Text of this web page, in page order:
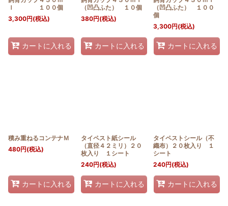
ｌ １００個
3,300円(税込)
カートに入れる
（凹凸ふた） １０個
380円(税込)
カートに入れる
（凹凸ふた） １００
個
3,300円(税込)
カートに入れる
積み重ねるコンテナＭ
480円(税込)
カートに入れる
タイペスト紙シール
（直径４２ミリ）２０
枚入り １シート
240円(税込)
カートに入れる
タイペストシール（不
織布）２０枚入り １
シート
240円(税込)
カートに入れる